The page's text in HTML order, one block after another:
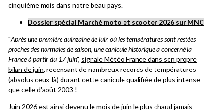
cinquième mois dans notre beau pays.
Dossier spécial Marché moto et scooter 2026 sur MNC
"Après une première quinzaine de juin où les températures sont restées
proches des normales de saison, une canicule historique a concerné la
France à partir du 17 juin", signale Météo France dans son propre
bilan de juin, recensant de nombreux records de températures
(absolus ceux-là) durant cette canicule qualifiée de plus intense
que celle d'août 2003 !
Juin 2026 est ainsi devenu le mois de juin le plus chaud jamais